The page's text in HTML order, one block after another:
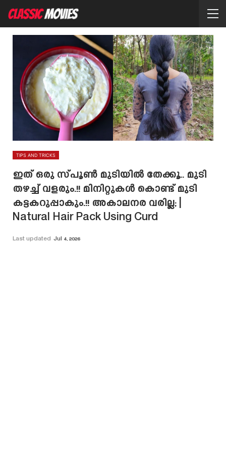
TIPS AND TRICKS
ഇത് ഒരു സ്പൂൺ മുടിയിൽ തേക്കൂ.. മുടി
തഴച്ച് വളരും.!! മിനിറ്റുകൾ കൊണ്ട് മുടി
കട്ടകറുപ്പാകും.!! അകാലനര വരില്ല; |
Natural Hair Pack Using Curd
Last updated Jul 4, 2026